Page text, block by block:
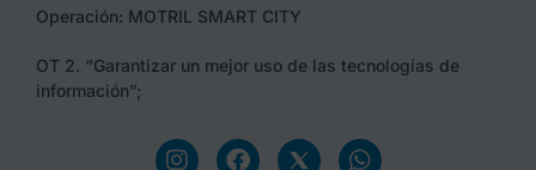
Operación: MOTRIL SMART CITY
OT 2. “Garantizar un mejor uso de las tecnologías de
información”;